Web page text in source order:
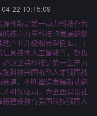
22 10:15:09
创新是第一动力科技作为
核心力量科技的发展能够
产业升级和转型例如，工
息技术人工智能等，都极
须坚持科技是第一生产力
科教兴国战略人才强国战
道，不断塑造发展新动能
引领驱动，为全面建设社
建设教育强国科技强国人